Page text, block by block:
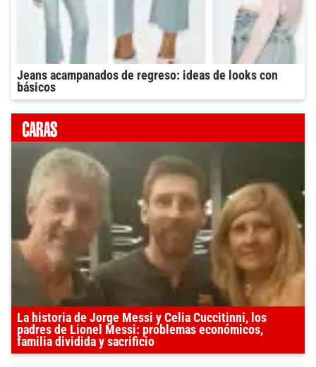
Jeans acampanados de regreso: ideas de looks con
básicos
La historia de Jorge Messi y Celia Cuccitinni, los
padres de Lionel Messi: problemas económicos,
familia dividida y sacrificio